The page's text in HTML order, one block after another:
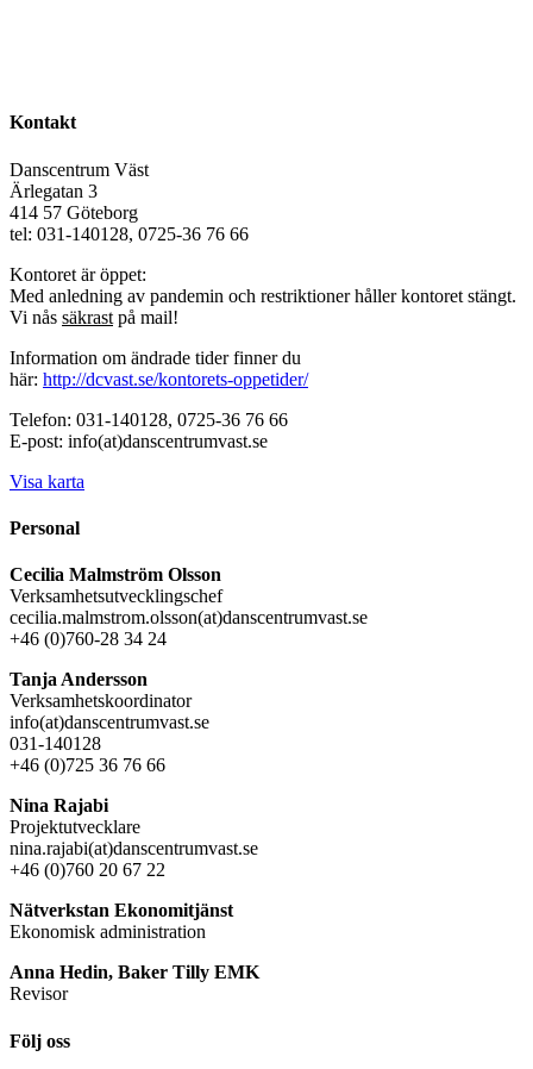
Kontakt
Danscentrum Väst
Ärlegatan 3
414 57 Göteborg
tel: 031-140128, 0725-36 76 66
Kontoret är öppet:
Med anledning av pandemin och restriktioner håller kontoret stängt.
Vi nås säkrast på mail!
Information om ändrade tider finner du
här: http://dcvast.se/kontorets-oppetider/
Telefon: 031-140128, 0725-36 76 66
E-post: info(at)danscentrumvast.se
Visa karta
Personal
Cecilia Malmström Olsson
Verksamhetsutvecklingschef
cecilia.malmstrom.olsson(at)danscentrumvast.se
+46 (0)760-28 34 24
Tanja Andersson
Verksamhetskoordinator
info(at)danscentrumvast.se
031-140128
+46 (0)725 36 76 66
Nina Rajabi
Projektutvecklare
nina.rajabi(at)danscentrumvast.se
+46 (0)760 20 67 22
Nätverkstan Ekonomitjänst
Ekonomisk administration
Anna Hedin, Baker Tilly EMK
Revisor
Följ oss